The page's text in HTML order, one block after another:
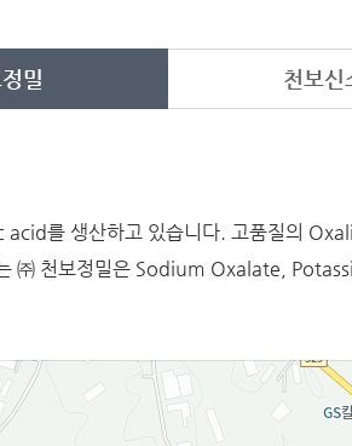
밀 천보신
를 생산하고 있습니다. 고품질의
㈜ 천보정밀은 Sodium Oxalate,